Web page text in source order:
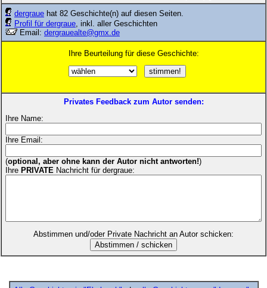
dergraue hat 82 Geschichte(n) auf diesen Seiten.
Profil für dergraue , inkl. aller Geschichten
Email: dergrauealte@gmx.de
Ihre Beurteilung für diese Geschichte:
Privates Feedback zum Autor senden:
Ihre Name:
Ihre Email:
(optional, aber ohne kann der Autor nicht antworten!)
Ihre PRIVATE Nachricht für dergraue:
Abstimmen und/oder Private Nachricht an Autor schicken: